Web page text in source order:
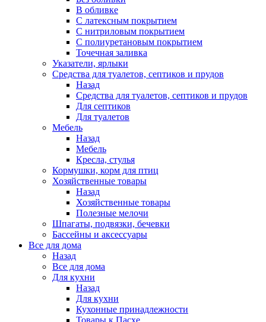
В обливке
С латексным покрытием
С нитриловым покрытием
С полиуретановым покрытием
Точечная заливка
Указатели, ярлыки
Средства для туалетов, септиков и прудов
Назад
Средства для туалетов, септиков и прудов
Для септиков
Для туалетов
Мебель
Назад
Мебель
Кресла, стулья
Кормушки, корм для птиц
Хозяйственные товары
Назад
Хозяйственные товары
Полезные мелочи
Шпагаты, подвязки, бечевки
Бассейны и аксессуары
Все для дома
Назад
Все для дома
Для кухни
Назад
Для кухни
Кухонные принадлежности
Товары к Пасхе